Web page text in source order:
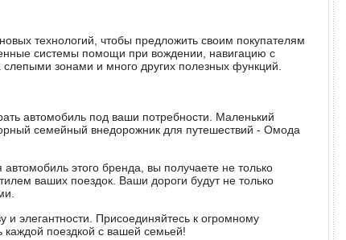
технологий, чтобы предложить своим покупателям
системы помощи при вождении, навигацию с
зонами и много других полезных функций.
автомобиль под ваши потребности. Маленький
семейный внедорожник для путешествий - Омода
этого бренда, вы получаете не только
ваших поездок. Ваши дороги будут не только
элегантности. Присоединяйтесь к огромному
поездкой с вашей семьей!